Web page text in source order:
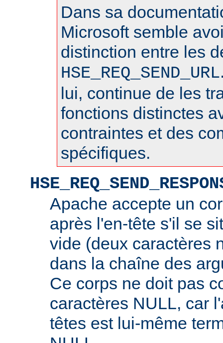
Dans sa
Microsoft semble
distinction entre les
HSE_REQ_SEND_URL
lui, continue de les
fonctions distinctes
contraintes et des
spécifiques.
Apache accepte un
après l'en-tête s'il se
vide (deux caractères
dans la chaîne des
Ce corps ne doit pas
caractères NULL, car
têtes est lui-même